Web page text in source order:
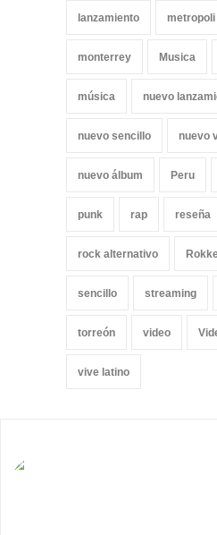
lanzamiento
monterrey Musica
música nuevo
nuevo sencillo nuevo
nuevo álbum Peru
punk rap reseña
rock alternativo
sencillo streaming
torreón video
vive latino